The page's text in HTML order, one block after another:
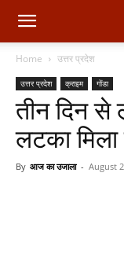
Home उत्तर प्रदेश
उत्तर प्रदेश क्राइम गोंडा
तीन दिन से
लटका
By आज का उजाला - August